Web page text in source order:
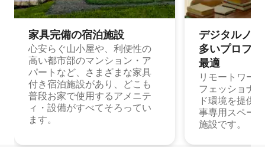
家具完備の宿⁠泊⁠施⁠設
心安らぐ山小屋や、利便性の
高い都市部のマンション・ア
パートなど、さまざまな家具
付き宿泊施設があり、どこも
普段お家で使用するアメニテ
ィ・設備がすべてそろってい
ます。
デジタルノ
多⁠いプ⁠ロ⁠フ⁠
最⁠適
リモートワー
フェッショナ
ド環境を提供
事専用スペー
施設です。